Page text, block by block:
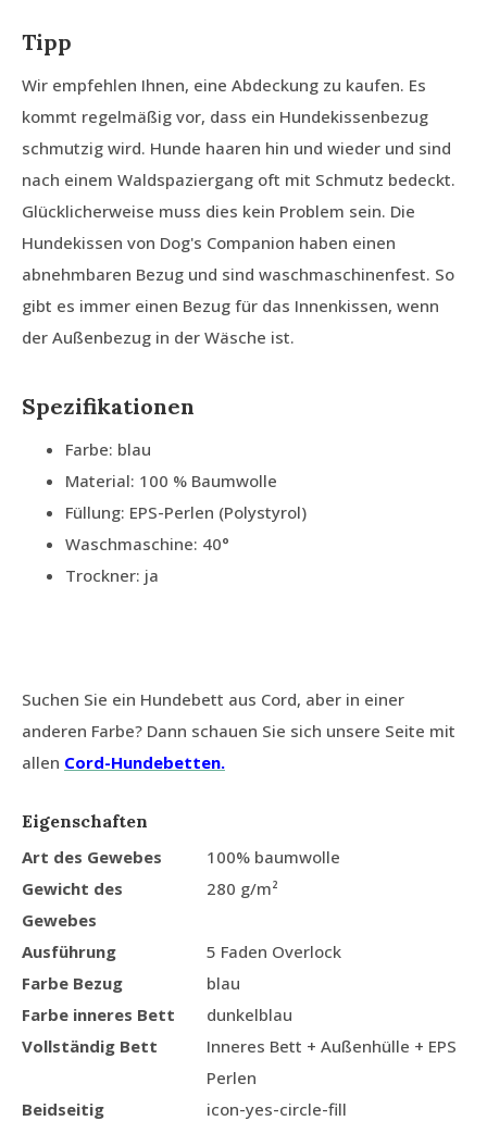
Tipp
Wir empfehlen Ihnen, eine Abdeckung zu kaufen. Es
kommt regelmäßig vor, dass ein Hundekissenbezug
schmutzig wird. Hunde haaren hin und wieder und sind
nach einem Waldspaziergang oft mit Schmutz bedeckt.
Glücklicherweise muss dies kein Problem sein. Die
Hundekissen von Dog's Companion haben einen
abnehmbaren Bezug und sind waschmaschinenfest. So
gibt es immer einen Bezug für das Innenkissen, wenn
der Außenbezug in der Wäsche ist.
Spezifikationen
Farbe: blau
Material: 100 % Baumwolle
Füllung: EPS-Perlen (Polystyrol)
Waschmaschine: 40°
Trockner: ja
Suchen Sie ein Hundebett aus Cord, aber in einer
anderen Farbe? Dann schauen Sie sich unsere Seite mit
allen Cord-Hundebetten.
Eigenschaften
Art des Gewebes
100% baumwolle
Gewicht des
Gewebes
280 g/m²
Ausführung
5 Faden Overlock
Farbe Bezug
blau
Farbe inneres Bett
dunkelblau
Vollständig Bett
Inneres Bett + Außenhülle + EPS
Perlen
Beidseitig
icon-yes-circle-fill